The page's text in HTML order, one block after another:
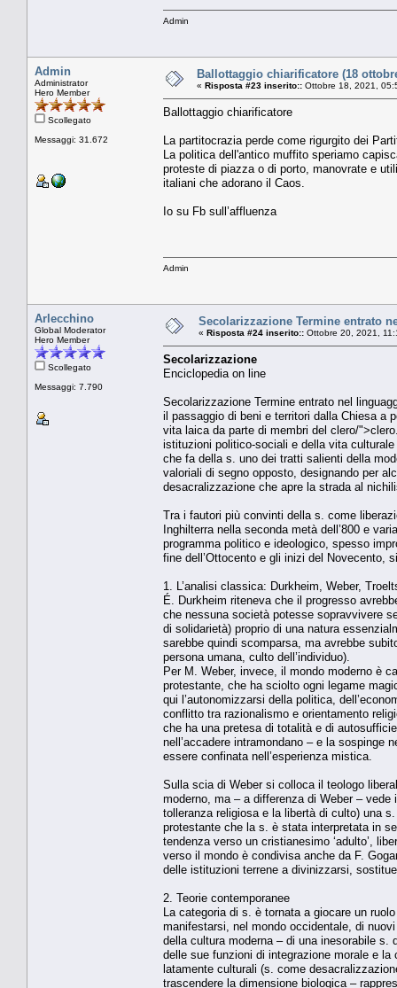
Admin
Admin
Administrator
Hero Member
Scollegato
Messaggi: 31.672
Ballottaggio chiarificatore (18
« Risposta #23 inserito:: Ottobre 18, 2021,
Ballottaggio chiarificatore
La partitocrazia perde come rigurgito dei
La politica dell'antico muffito speriamo
proteste di piazza o di porto, manovrate e
italiani che adorano il Caos.
Io su Fb sull’affluenza
Admin
Arlecchino
Global Moderator
Hero Member
Scollegato
Messaggi: 7.790
Secolarizzazione Termine entrato
« Risposta #24 inserito:: Ottobre 20, 2021,
Secolarizzazione
Enciclopedia on line
Secolarizzazione Termine entrato nel
il passaggio di beni e territori dalla Chiesa a
vita laica da parte di membri del clero/
istituzioni politico-sociali e della vita
che fa della s. uno dei tratti salienti della
valoriali di segno opposto, designando per
desacralizzazione che apre la strada al
Tra i fautori più convinti della s. come
Inghilterra nella seconda metà dell’800 e
programma politico e ideologico, spesso
fine dell’Ottocento e gli inizi del Novecento,
1. L’analisi classica: Durkheim, Weber,
É. Durkheim riteneva che il progresso
che nessuna società potesse sopravvivere
di solidarietà) proprio di una natura
sarebbe quindi scomparsa, ma avrebbe
persona umana, culto dell’individuo).
Per M. Weber, invece, il mondo moderno è
protestante, che ha sciolto ogni legame
qui l’autonomizzarsi della politica,
conflitto tra razionalismo e orientamento
che ha una pretesa di totalità e di
nell’accadere intramondano – e la sospinge
essere confinata nell’esperienza mistica.
Sulla scia di Weber si colloca il teologo
moderno, ma – a differenza di Weber –
tolleranza religiosa e la libertà di culto) una
protestante che la s. è stata interpretata in
tendenza verso un cristianesimo ‘adulto’,
verso il mondo è condivisa anche da F.
delle istituzioni terrene a divinizzarsi,
2. Teorie contemporanee
La categoria di s. è tornata a giocare un
manifestarsi, nel mondo occidentale, di
della cultura moderna – di una inesorabile
delle sue funzioni di integrazione morale e
latamente culturali (s. come
trascendere la dimensione biologica –